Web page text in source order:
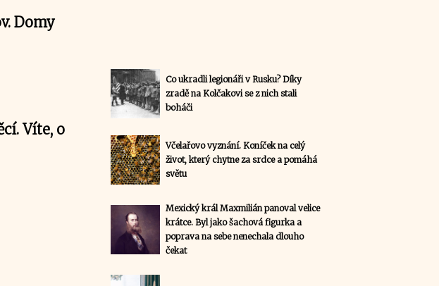
Domy
Víte, o
Co ukradli legionáři v Rusku? Díky
zradě na Kolčakovi se z nich stali
boháči
Včelařovo vyznání. Koníček na celý
život, který chytne za srdce a pomáhá
světu
Mexický král Maxmilián panoval velice
krátce. Byl jako šachová figurka a
poprava na sebe nenechala dlouho
čekat